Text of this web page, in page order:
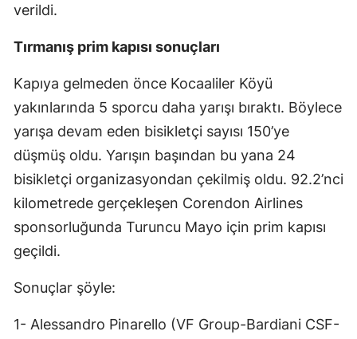
verildi.
Tırmanış prim kapısı sonuçları
Kapıya gelmeden önce Kocaaliler Köyü
yakınlarında 5 sporcu daha yarışı bıraktı. Böylece
yarışa devam eden bisikletçi sayısı 150’ye
düşmüş oldu. Yarışın başından bu yana 24
bisikletçi organizasyondan çekilmiş oldu. 92.2’nci
kilometrede gerçekleşen Corendon Airlines
sponsorluğunda Turuncu Mayo için prim kapısı
geçildi.
Sonuçlar şöyle:
1- Alessandro Pinarello (VF Group-Bardiani CSF-